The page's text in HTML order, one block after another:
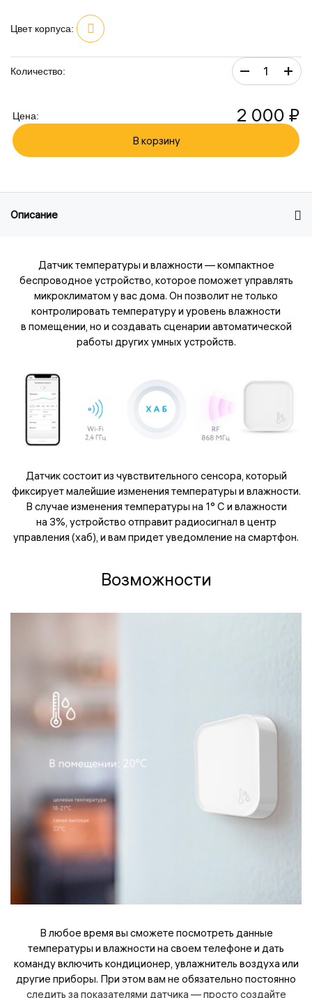
Цвет корпуса:
Количество: – +
Цена: 2 000 ₽
В корзину
Описание
Датчик температуры и влажности — компактное
беспроводное устройство, которое поможет управлять
микроклиматом у вас дома. Он позволит не только
контролировать температуру и уровень влажности
в помещении, но и создавать сценарии автоматической
работы других умных устройств.
Датчик состоит из чувствительного сенсора, который
фиксирует малейшие изменения температуры и влажности.
В случае изменения температуры на 1° С и влажности
на 3%, устройство отправит радиосигнал в центр
управления (хаб), и вам придет уведомление на смартфон.
Возможности
В любое время вы сможете посмотреть данные
температуры и влажности на своем телефоне и дать
команду включить кондиционер, увлажнитель воздуха или
другие приборы. При этом вам не обязательно постоянно
следить за показателями датчика — просто создайте